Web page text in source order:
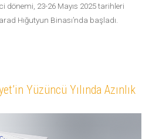
dönemi, 23-26 Mayıs 2025 tarihleri
Hığutyun Binası’nda başladı.
Yüzüncü Yılında Azınlık